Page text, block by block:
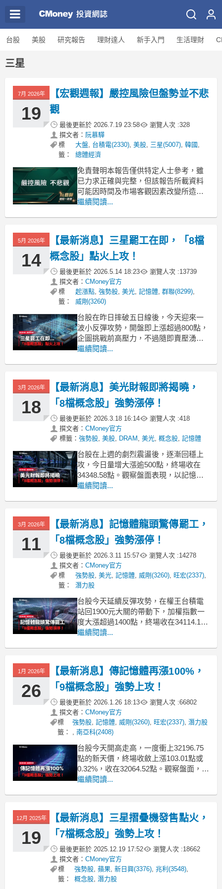
台股 美股 研究報告 理財達人 新手入門 生活理財
三星
7月 2026年
19
【宏觀週報】嚴控風險但盤勢並不悲
觀
最後更新於 2026.7.19 23:58 瀏覽人次 :328
撰文者： 阮慕驊
標
籤：
大盤, 台積電(2330), 美股, 三星(5007), 韓國 ,
總體經濟
免責聲明本報告僅供特定人士參考，雖
已力求正確與完整，但該報告所載資料
可能因時間及市場客觀因素改變所造成
產業、市場或個股之相關條件改變，投
不負擔任何法律責任及做任何保證。🥇
阮慕驊【選股一路發】APP挑好股、避
風險、學觀念免費試用：
繼續閱讀...
5月 2026年
14
【最新消息】三星罷工在即，「8檔
概念股」點火上攻！
最後更新於 2026.5.14 18:23 瀏覽人次 :13739
撰文者： CMoney官方
標
籤：
起漲點, 強勢股, 美光, 記憶體, 群聯(8299),
威剛(3260)
台股在昨日摔破五日線後，今天迎來一
波小反彈攻勢，開盤即上漲超過800點，
企圖挑戰前高壓力，不過隨即賣壓湧
現，終場漲幅收斂至377.25點或0.91%，
日受到利多消息所帶動的記憶體族群，
《起漲K線》馬上帶你來看看發生哪些事
情，
繼續閱讀...
3月 2026年
18
【最新消息】美光財報即將揭曉，
「8檔概念股」強勢漲停！
最後更新於 2026.3.18 16:14 瀏覽人次 :418
撰文者： CMoney官方
標籤： 強勢股, 美股, DRAM , 美光, 概念股, 記憶體
台股在上週的劇烈震盪後，逐漸回穩上
攻，今日量增大漲逾500點，終場收在
34348.58點。觀察盤面表現，以記憶體
族群最為強勢，在產業風向球的美光財
看美光財報的最新重點，同時找出有望
延續動能的強勢標的！「下載起漲K線，
接收最新消息」
繼續閱讀...
3月 2026年
11
【最新消息】記憶體龍頭驚傳罷工，
「8檔概念股」強勢漲停！
最後更新於 2026.3.11 15:57 瀏覽人次 :14278
撰文者： CMoney官方
標
籤：
強勢股, 美光, 記憶體, 威剛(3260), 旺宏(2337),
潛力股
台股今天延續反彈攻勢，在權王台積電
站回1900元大關的帶動下，加權指數一
度大漲超過1400點，終場收在34114.19
點，大漲1342.32點或4.1%。其中昨天表
息，讓記憶體產業的缺貨狀態雪上加
霜。《起漲K線》今天就帶你來關注最新
消
繼續閱讀...
1月 2026年
26
【最新消息】傳記憶體再漲100%，
「9檔概念股」強勢上攻！
最後更新於 2026.1.26 18:13 瀏覽人次 :66802
撰文者： CMoney官方
標
籤：
強勢股, 記憶體, 威剛(3260), 旺宏(2337), 潛力股
, 南亞科(2408)
台股今天開高走高，一度衝上32196.75
點的新天價，終場收斂上漲103.01點或
0.32%，收在32064.52點。觀察盤面，又
是記憶體族群強勢點火，多檔個股更是
品的價格達100%。《起漲K線》今天就
帶你來看看最新的消息，並找出今
繼續閱讀...
12月 2025年
19
【最新消息】三星摺疊機發售點火，
「7檔概念股」強勢上攻！
最後更新於 2025.12.19 17:52 瀏覽人次 :18662
撰文者： CMoney官方
標
籤：
強勢股,蘋果,新日興(3376),兆利(3548),
概念股,潛力股